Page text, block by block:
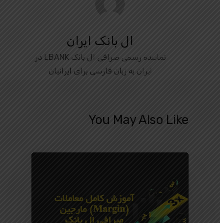
ال بانک ایران
نماینده رسمی صرافی ال بانک LBANK در
ایران به زبان فارسی برای ایرانیان
You May Also Like